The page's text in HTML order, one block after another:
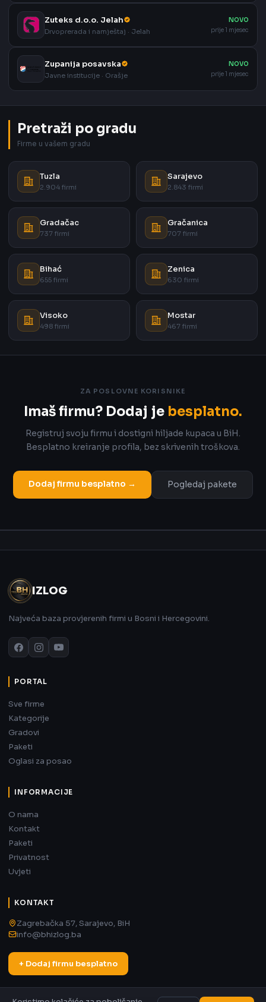
Zuteks d.o.o. Jelah
Drvoprerada i namještaj · Jelah
NOVO
prije 1 mjesec
Zupanija posavska
Javne institucije · Orašje
NOVO
prije 1 mjesec
Pretraži po gradu
Firme u vašem gradu
Tuzla
2.904 firmi
Sarajevo
2.843 firmi
Gradačac
737 firmi
Gračanica
707 firmi
Bihać
655 firmi
Zenica
630 firmi
Visoko
498 firmi
Mostar
467 firmi
ZA POSLOVNE KORISNIKE
Imaš firmu? Dodaj je besplatno.
Registruj svoju firmu i dostigni hiljade kupaca u BiH.
Besplatno kreiranje profila, bez skrivenih troškova.
Dodaj firmu besplatno → Pogledaj pakete
IZLOG
Najveća baza provjerenih firmi u Bosni i Hercegovini.
PORTAL
Sve firme
Kategorije
Gradovi
Paketi
Oglasi za posao
INFORMACIJE
O nama
Kontakt
Paketi
Privatnost
Uvjeti
KONTAKT
Zagrebačka 57, Sarajevo, BiH
info@bhizlog.ba
+ Dodaj firmu besplatno